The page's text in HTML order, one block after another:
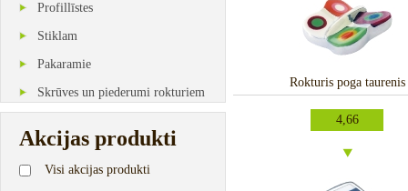
Profillīstes
Stiklam
Pakaramie
Skrūves un piederumi rokturiem
Akcijas produkti
Visi akcijas produkti
Rokturis poga taurenis
4,66